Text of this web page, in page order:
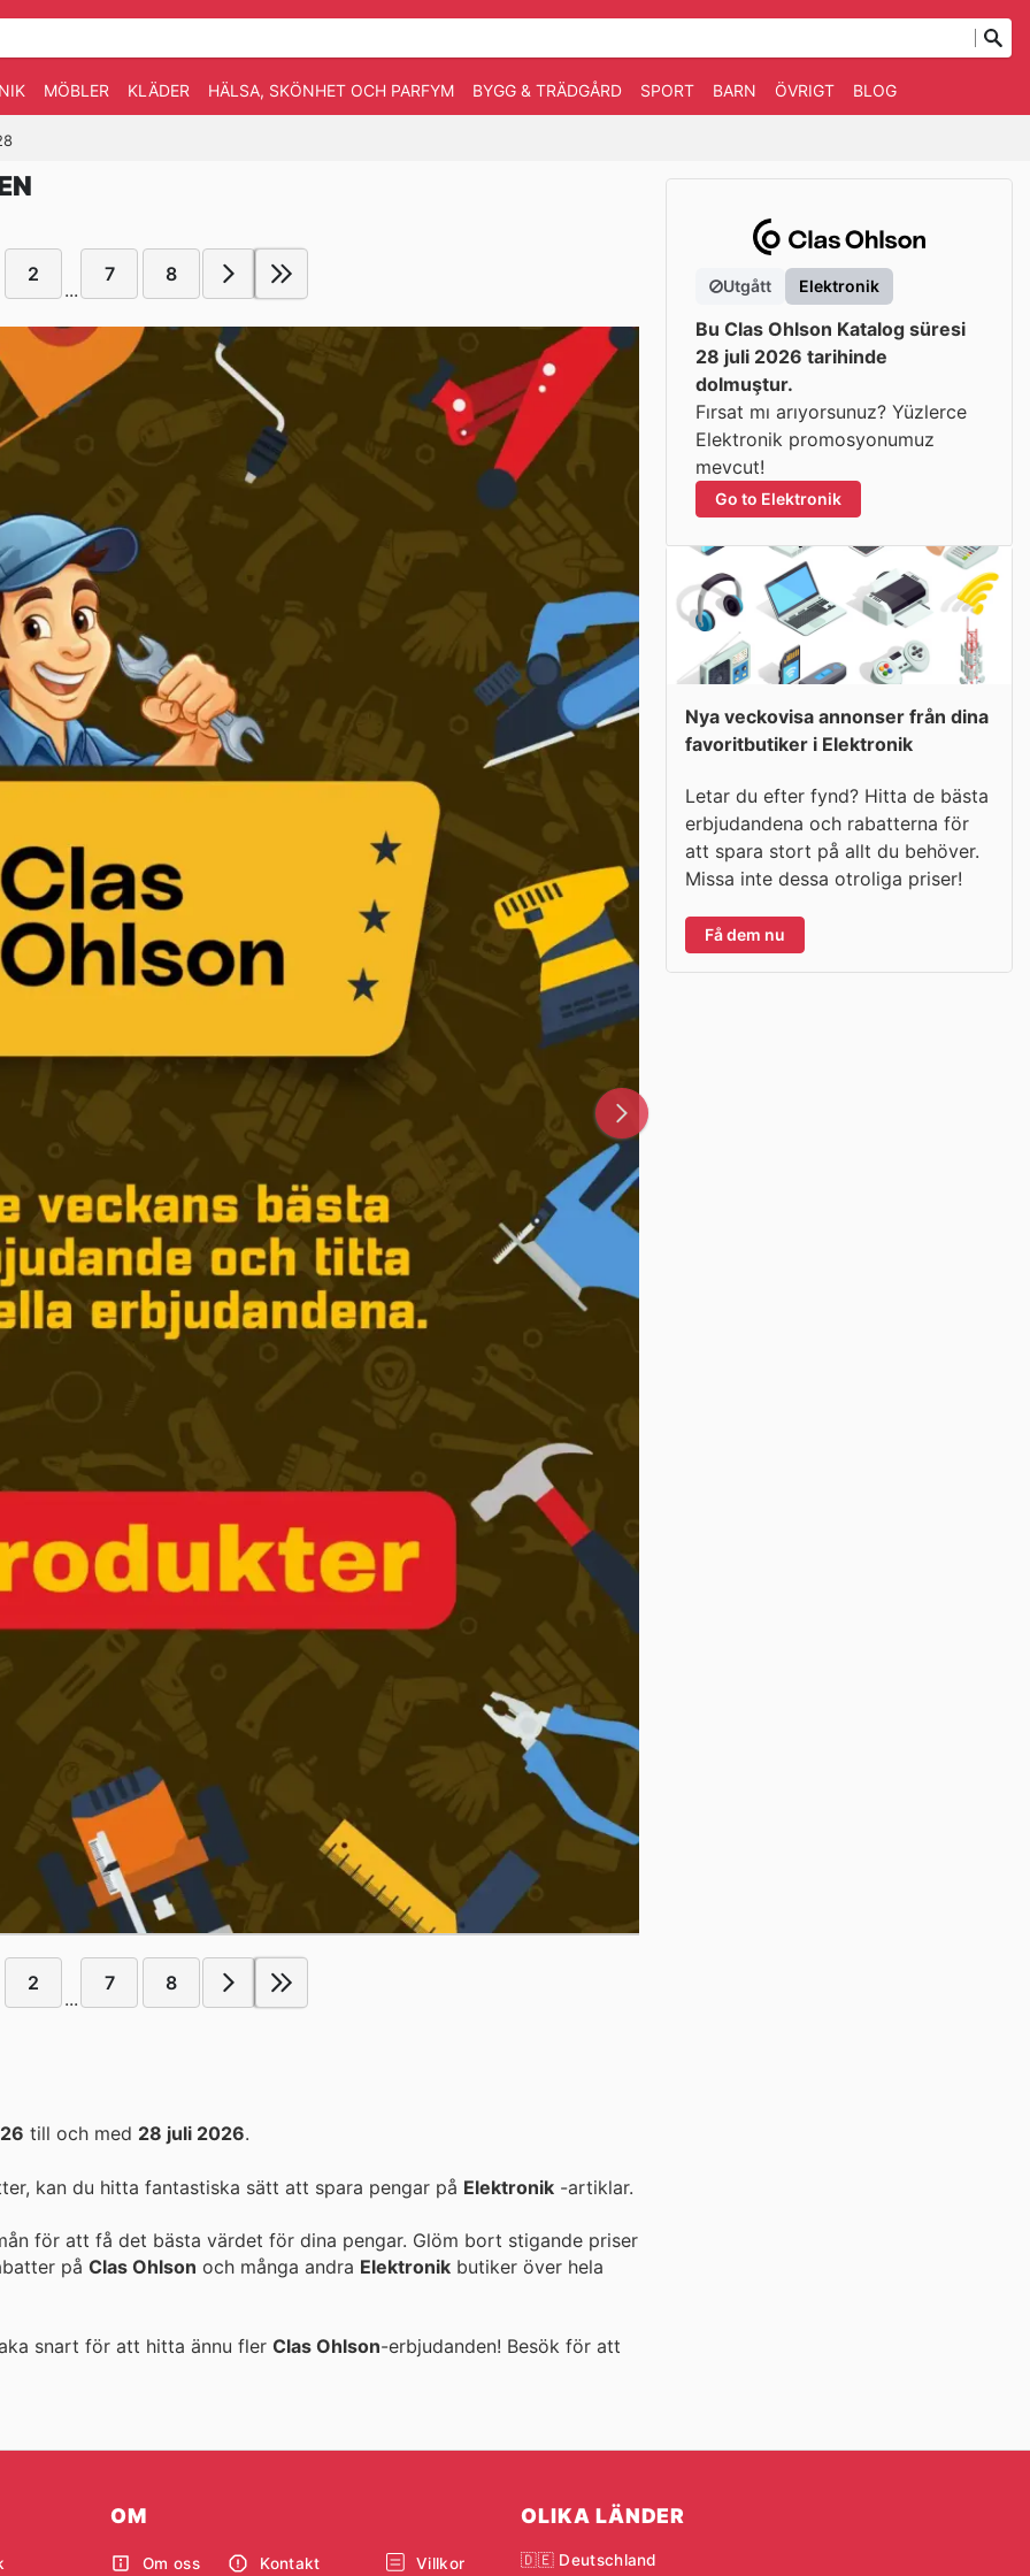
MÖBLER KLÄDER HÄLSA, SKÖNHET OCH PARFYM BYGG & TRÄDGÅRD SPORT BARN ÖVRIGT BLOG
2
...
7 8
2
...
7 8
till och med 28 juli 2026.
kan du hitta fantastiska sätt att spara pengar på Elektronik -artiklar.
för att få det bästa värdet för dina pengar. Glöm bort stigande priser
på Clas Ohlson och många andra Elektronik butiker över hela
snart för att hitta ännu fler Clas Ohlson-erbjudanden! Besök för att
Utgått Elektronik
Bu Clas Ohlson Katalog süresi
28 juli 2026 tarihinde
dolmuştur.
Fırsat mı arıyorsunuz? Yüzlerce
Elektronik promosyonumuz
mevcut!
Go to Elektronik
Nya veckovisa annonser från dina
favoritbutiker i Elektronik
Letar du efter fynd? Hitta de bästa
erbjudandena och rabatterna för
att spara stort på allt du behöver.
Missa inte dessa otroliga priser!
Få dem nu
OM
Om oss Kontakt Villkor
OLIKA LÄNDER
🇩🇪 Deutschland